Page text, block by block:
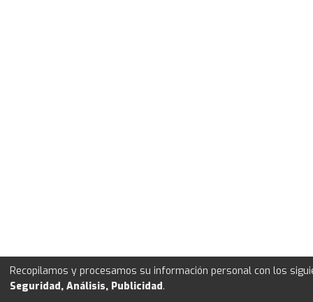
Recopilamos y procesamos su información personal con los
Seguridad, Análisis, Publicidad.